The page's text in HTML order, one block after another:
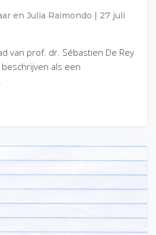
en Julia Raimondo
27 juli
van prof. dr. Sébastien De Rey
als een